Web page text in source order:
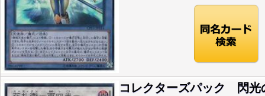
コレクターズパック 閃光